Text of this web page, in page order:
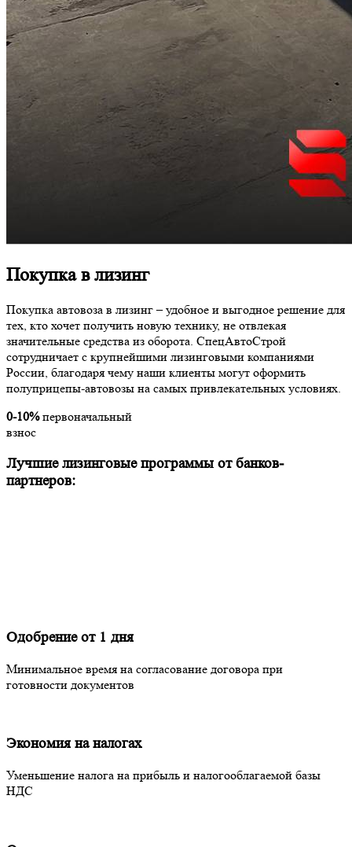
Покупка в лизинг
Покупка автовоза в лизинг – удобное и выгодное решение для
тех, кто хочет получить новую технику, не отвлекая
значительные средства из оборота. СпецАвтоСтрой
сотрудничает с крупнейшими лизинговыми компаниями
России, благодаря чему наши клиенты могут оформить
полуприцепы-автовозы на самых привлекательных условиях.
0-10%первоначальный
взнос
Лучшие лизинговые программы от банков-
партнеров:
Одобрение от 1 дня
Минимальное время на согласование договора при
готовности документов
Экономия на налогах
Уменьшение налога на прибыль и налогооблагаемой базы
НДС